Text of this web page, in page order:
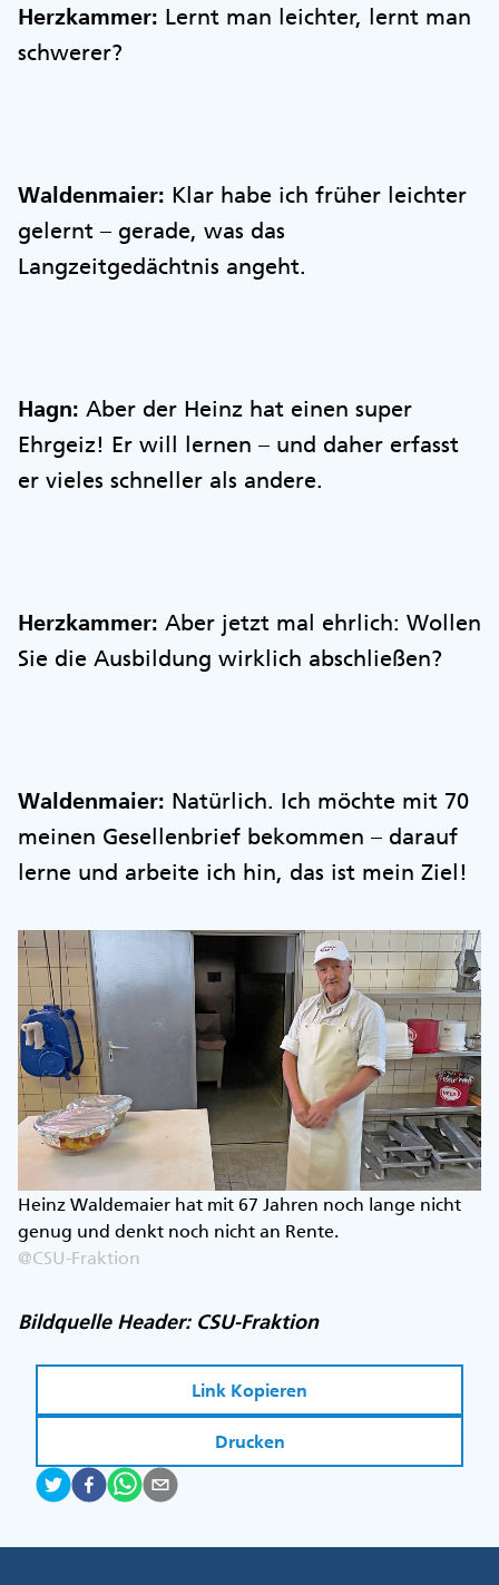
Herzkammer: Lernt man leichter, lernt man
schwerer?
Waldenmaier: Klar habe ich früher leichter
gelernt – gerade, was das
Langzeitgedächtnis angeht.
Hagn: Aber der Heinz hat einen super
Ehrgeiz! Er will lernen – und daher erfasst
er vieles schneller als andere.
Herzkammer: Aber jetzt mal ehrlich: Wollen
Sie die Ausbildung wirklich abschließen?
Waldenmaier: Natürlich. Ich möchte mit 70
meinen Gesellenbrief bekommen – darauf
lerne und arbeite ich hin, das ist mein Ziel!
Heinz Waldemaier hat mit 67 Jahren noch lange nicht
genug und denkt noch nicht an Rente.
@CSU-Fraktion
Bildquelle Header: CSU-Fraktion
Link Kopieren
Drucken